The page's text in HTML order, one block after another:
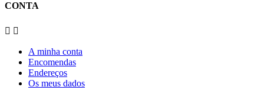
CONTA
 
A minha conta
Encomendas
Endereços
Os meus dados